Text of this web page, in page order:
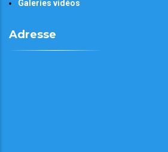
Galeries vidéos
Adresse